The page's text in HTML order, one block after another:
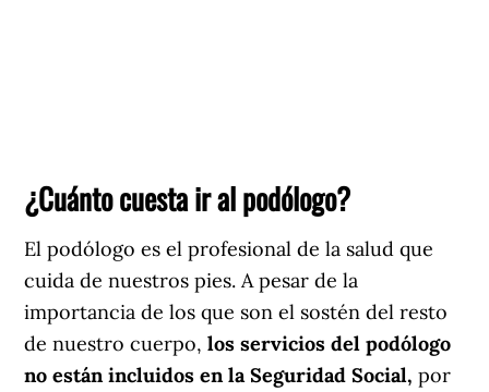
¿Cuánto cuesta ir al podólogo?
El podólogo es el profesional de la salud que
cuida de nuestros pies. A pesar de la
importancia de los que son el sostén del resto
de nuestro cuerpo,los servicios del podólogo
no están incluidos en la Seguridad Social, por